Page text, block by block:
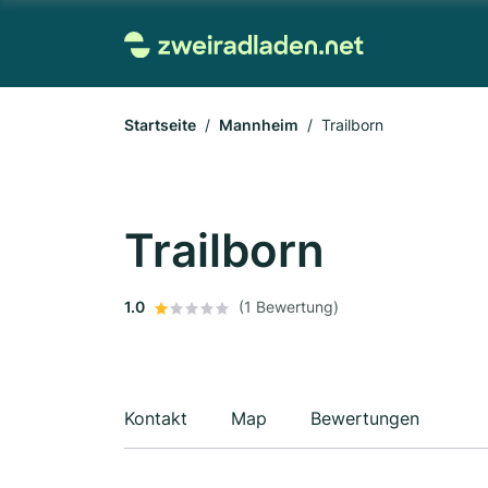
Startseite Mannheim Trailborn
Trailborn
1.0 (1 Bewertung)
Kontakt Map Bewertungen